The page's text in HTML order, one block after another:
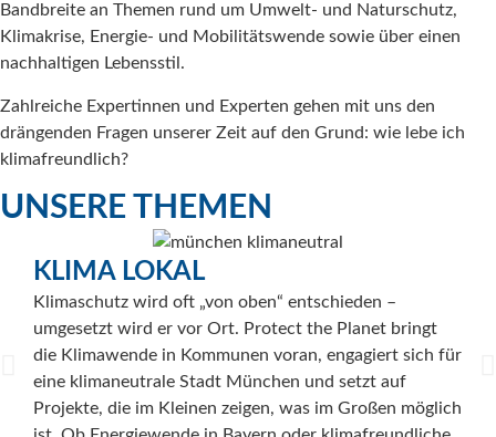
Bandbreite an Themen rund um Umwelt- und Naturschutz,
Klimakrise, Energie- und Mobilitätswende sowie über einen
nachhaltigen Lebensstil.
Zahlreiche Expertinnen und Experten gehen mit uns den
drängenden Fragen unserer Zeit auf den Grund: wie lebe ich
klimafreundlich?
UNSERE THEMEN
KLIMA LOKAL
Klimaschutz wird oft „von oben“ entschieden –
umgesetzt wird er vor Ort. Protect the Planet bringt
die Klimawende in Kommunen voran, engagiert sich für
eine klimaneutrale Stadt München und setzt auf
Projekte, die im Kleinen zeigen, was im Großen möglich